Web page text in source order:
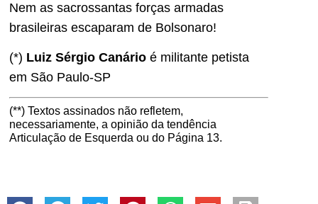
Nem as sacrossantas forças armadas
brasileiras escaparam de Bolsonaro!
(*) Luiz Sérgio Canário é militante petista
em São Paulo-SP
(**) Textos assinados não refletem,
necessariamente, a opinião da tendência
Articulação de Esquerda ou do Página 13.